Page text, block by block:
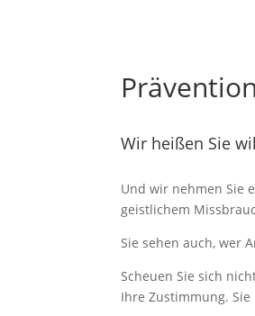
Prävention
Wir heißen Sie
Und wir nehmen Sie
geistlichem
Sie sehen auch, wer
Scheuen Sie sich
Ihre Zustimmung.